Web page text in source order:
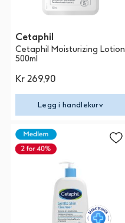
Cetaphil
Cetaphil Moisturizing Lotion
500ml
Kr 269,90
Legg i handlekurv